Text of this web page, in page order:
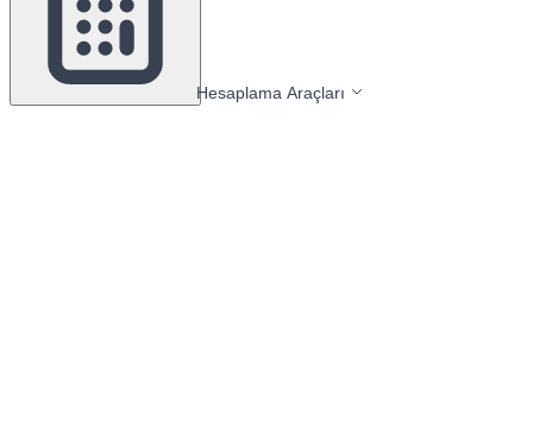
Hesaplama Araçları